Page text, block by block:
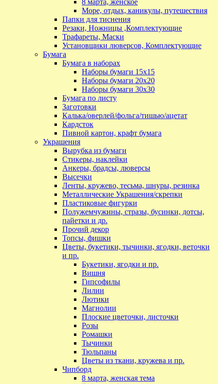
8 марта, женское
Море, отдых, каникулы, путешествия
Папки для тиснения
Резаки, Ножницы ,Комплектующие
Трафареты, Маски
Установщики люверсов, Комплектующие
Бумага
Бумага в наборах
Наборы бумаги 15х15
Наборы бумаги 20х20
Наборы бумаги 30х30
Бумага по листу
Заготовки
Калька/оверлей/фольга/тишью/ацетат
Кардсток
Пивной картон, крафт бумага
Украшения
Вырубка из бумаги
Стикеры, наклейки
Анкеры, брадсы, люверсы
Высечки
Ленты, кружево, тесьма, шнуры, резинка
Металлические Украшения/скрепки
Пластиковые фигурки
Полужемчужины, стразы, бусинки, дотсы,
пайетки и др.
Прочий декор
Топсы, фишки
Цветы, букетики, тычинки, ягодки, веточки
и пр.
Букетики, ягодки и пр.
Вишня
Гипсофилы
Лилии
Лютики
Магнолии
Плоские цветочки, листочки
Розы
Ромашки
Тычинки
Тюльпаны
Цветы из ткани, кружева и пр.
Чипборд
8 марта, женская тема